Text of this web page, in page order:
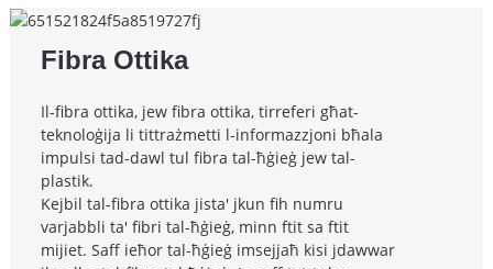
Fibra Ottika
Il-fibra ottika, jew fibra ottika, tirreferi għat-
teknoloġija li tittrażmetti l-informazzjoni bħala
impulsi tad-dawl tul fibra tal-ħġieġ jew tal-
plastik.
Kejbil tal-fibra ottika jista' jkun fih numru
varjabbli ta' fibri tal-ħġieġ, minn ftit sa ftit
mijiet. Saff ieħor tal-ħġieġ imsejjaħ kisi jdawwar